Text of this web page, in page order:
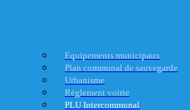
Equipements municipaux
Plan communal de sauvegarde
Urbanisme
Règlement voirie
PLU Intercommunal